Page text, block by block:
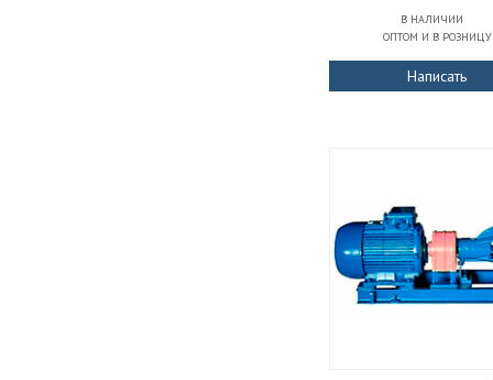
В НАЛИЧИИ
ОПТОМ И В РОЗНИЦУ
Написать